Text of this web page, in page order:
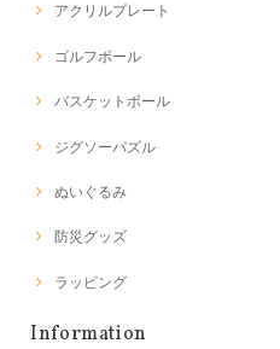
アクリルプレート
ゴルフボール
バスケットボール
ジグソーパズル
ぬいぐるみ
防災グッズ
ラッピング
Information